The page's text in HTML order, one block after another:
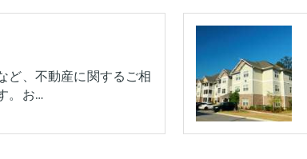
ど、不動産に関するご相
。お…